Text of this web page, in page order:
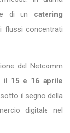
di un catering
flussi concentrati
del Netcomm
il 15 e 16 aprile
il segno della
digitale nel